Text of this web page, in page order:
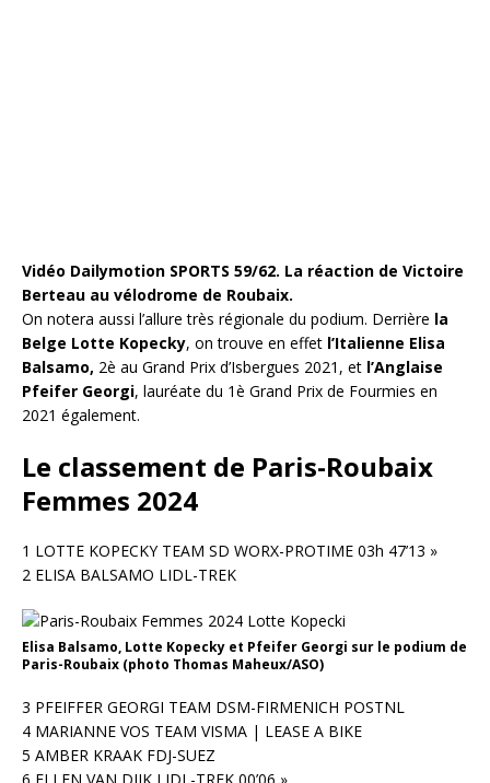
Vidéo Dailymotion SPORTS 59/62. La réaction de Victoire
Berteau au vélodrome de Roubaix.
On notera aussi l’allure très régionale du podium. Derrière la
Belge Lotte Kopecky, on trouve en effet l’Italienne Elisa
Balsamo, 2è au Grand Prix d’Isbergues 2021, et l’Anglaise
Pfeifer Georgi, lauréate du 1è Grand Prix de Fourmies en
2021 également.
Le classement de Paris-Roubaix
Femmes 2024
1 LOTTE KOPECKY TEAM SD WORX-PROTIME 03h 47’13 »
2 ELISA BALSAMO LIDL-TREK
Elisa Balsamo, Lotte Kopecky et Pfeifer Georgi sur le podium de
Paris-Roubaix (photo Thomas Maheux/ASO)
3 PFEIFFER GEORGI TEAM DSM-FIRMENICH POSTNL
4 MARIANNE VOS TEAM VISMA | LEASE A BIKE
5 AMBER KRAAK FDJ-SUEZ